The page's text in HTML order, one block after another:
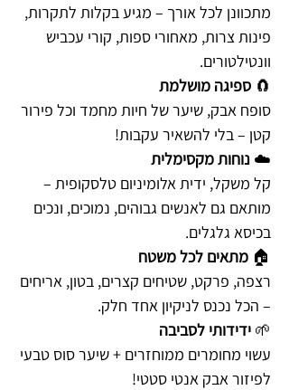
מתכוונן לכל אורך – מגיע בקלות לתקרות,
פינות צרות, מאחורי ספות, קורי עכביש
וונטילטורים.
🧲 ספיגה מושלמת
סופח אבק, שיער של חיות מחמד וכל פירור
קטן – בלי להשאיר עקבות!
☁️ נוחות מקסימלית
קל משקל, ידית אלומיניום טלסקופית –
מותאם גם לאנשים גבוהים, נמוכים, ונכים
בכיסא גלגלים.
🏠 מתאים לכל משטח
רצפה, פרקט, שטיחים קצרים, בטון, אריחים
– הכל נכנס לניקיון אחד חלק.
🌱 ידידותי לסביבה
עשוי מחומרים ממוחזרים + שיער סוס טבעי
לפיזור אבק אנטי סטטי!